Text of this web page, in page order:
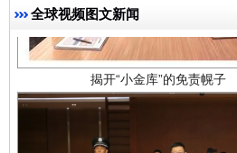
全球视频图文新闻